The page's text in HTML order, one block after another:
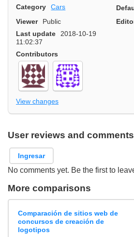
Category Cars
Viewer
Public
Last update
2018-10-19
11:02:37
Contributors
View changes
User reviews and comments
Ingresar
No comments yet. Be the first to
More comparisons
Comparación de sitios web de
concursos de creación de
logotipos